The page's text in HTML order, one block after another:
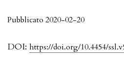
DOI: https://doi.org/10.4454/
Pubblicato 2020-02-20